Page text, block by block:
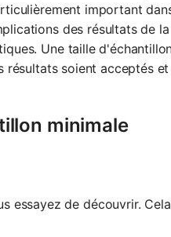
important
des résultats de
Une taille
soient acceptés
minimale
essayez de découvrir.